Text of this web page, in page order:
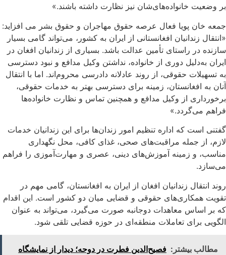
بر وضعیت خانواده‌های‌شان نیز نظارت داشته باشند.»
جمعه خان پویا فعال عرصه حقوق مهاجران و حقوق بشر می افزاید:
«انتقال زندانیان افغانستانی از ایران به کشور، می‌تواند گامی بسیار
سازنده در راستای تأمین عدالت باشد. بسیاری از زندانیان افغان در
ایران به‌دلیل دوری از خانواده، نداشتن وکیل مدافع و نبود دسترسی
به تسهیلات حقوقی، از روند عادلانه دادرسی محروم‌اند. اما با انتقال
آنان به افغانستان، زمینه برای دسترسی بهتر به خدمات حقوقی،
برخورداری از وکیل مدافع و همچنین تماس و نظارت خانواده‌ها
فراهم می‌گردد.»
گفتنی است که اداره تنظیم امور زندان‌ها برای این زندانیان خدمات
لازم، از جمله مراقبت‌های صحی، غذای کافی، محل نگهداری
مناسب، و زمینه آموزش‌های دینی، عصری و مهارت‌آموزی را فراهم
می‌سازد.
روند انتقال زندانیان افغان از ایران به افغانستان، گامی مهم در
تقویت همکاری‌های حقوقی و قضایی میان دو کشور است. این اقدام
که بر اساس معاهدات دوجانبه صورت می‌گیرد، می‌تواند به عنوان
الگویی برای تعاملات منطقه‌ای در حوزه قضایی تلقی شود.
مطالب بیشتر: فصیح‌الدین فطرت در دوحه؛ دیدار از نمایشگاه